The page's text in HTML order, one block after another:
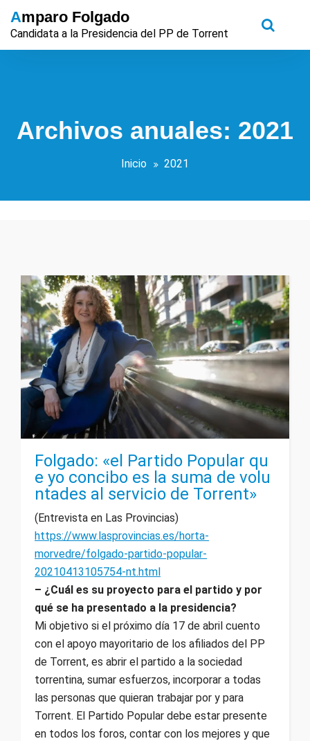
contenido
Amparo Folgado
Candidata a la Presidencia del PP de Torrent
Archivos anuales: 2021
Inicio 2021
Folgado: «el Partido Popular qu
e yo concibo es la suma de volu
ntades al servicio de Torrent»
(Entrevista en Las Provincias)
https://www.lasprovincias.es/horta-
morvedre/folgado-partido-popular-
20210413105754-nt.html
– ¿Cuál es su proyecto para el partido y por
qué se ha presentado a la presidencia?
Mi objetivo si el próximo día 17 de abril cuento
con el apoyo mayoritario de los afiliados del PP
de Torrent, es abrir el partido a la sociedad
torrentina, sumar esfuerzos, incorporar a todas
las personas que quieran trabajar por y para
Torrent. El Partido Popular debe estar presente
en todos los foros, contar con los mejores y que